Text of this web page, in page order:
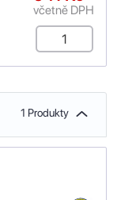
včetně DPH
1 Produkty